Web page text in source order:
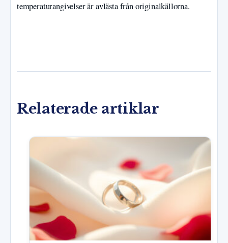
temperaturangivelser är avlästa från originalkällorna.
Relaterade artiklar